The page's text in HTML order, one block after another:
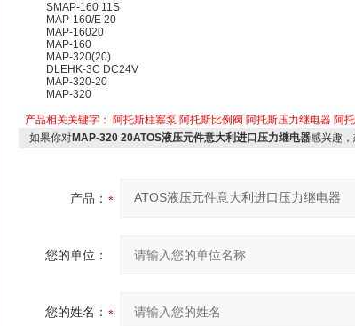
SMAP-160 11S
MAP-160/E 20
MAP-16020
MAP-160
MAP-320(20)
DLEHK-3C DC24V
MAP-320-20
MAP-320
产品相关关键字： 阿托斯柱塞泵 阿托斯比例阀 阿托斯压力继电器 阿
如果你对MAP-320 20ATOS液压元件意大利进口压力继电器感兴趣，
产品：
您的单位：
您的姓名：